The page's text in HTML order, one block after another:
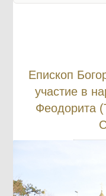
Епископ
участие в
Феодорита